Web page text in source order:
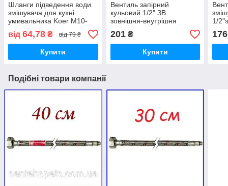
Шланги підведення води
змішувача для кухні
умивальника Koer M10-
1/2"В довжина 40 50 60 80
100 120 150 см
від 64,78 ₴ від 79 ₴
Купити
Вентиль запірний
кульовий 1/2" ЗВ
зовнішня-внутрішня
змішувача бойлера Чехія
201₴
Купити
1/
176
Подібні товари компанії